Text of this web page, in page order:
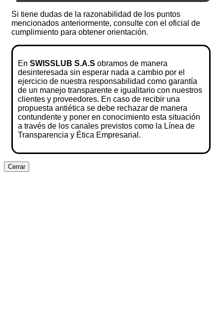
Si tiene dudas de la razonabilidad de los puntos
mencionados anteriormente, consulte con el oficial de
cumplimiento para obtener orientación.
En SWISSLUB S.A.S obramos de manera
desinteresada sin esperar nada a cambio por el
ejercicio de nuestra responsabilidad como garantía
de un manejo transparente e igualitario con nuestros
clientes y proveedores. En caso de recibir una
propuesta antiética se debe rechazar de manera
contundente y poner en conocimiento esta situación
a través de los canales previstos como la Línea de
Transparencia y Ética Empresarial.
Cerrar